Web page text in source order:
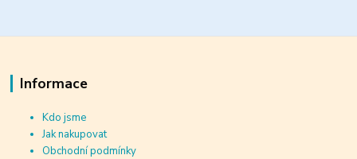
Informace
Kdo jsme
Jak nakupovat
Obchodní podmínky